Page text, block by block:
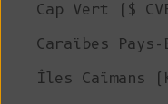
Cap Vert ($
Caraïbes Pays-
Îles Caïmans